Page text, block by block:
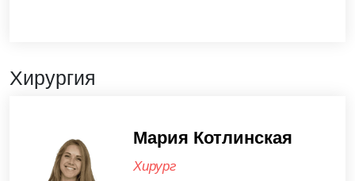
Хирургия
Мария Котлинская
Хирург